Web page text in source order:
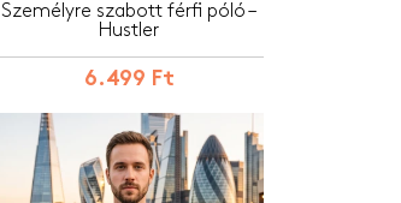
Személyre szabott férfi póló –
Hustler
6.499 Ft